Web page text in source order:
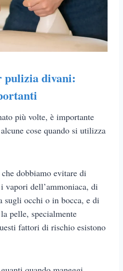
pulizia divani:
più volte, è importante
cose quando si utilizza
dobbiamo evitare di
vapori dell’ammoniaca, di
sugli occhi o in bocca, e di
pelle, specialmente
fattori di rischio esistono